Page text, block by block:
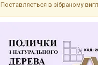
Поставляється в зібраному